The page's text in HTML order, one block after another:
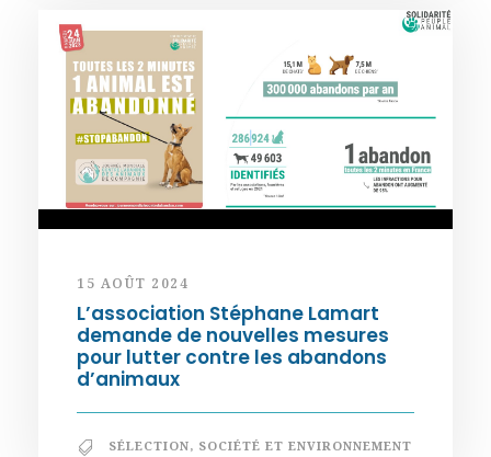
15 AOÛT 2024
L’association Stéphane Lamart
demande de nouvelles mesures
pour lutter contre les abandons
d’animaux
SÉLECTION, SOCIÉTÉ ET ENVIRONNEMENT